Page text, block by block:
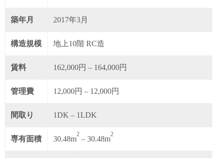
築年月 2017年3月
構造規模 地上10階 RC造
賃料 162,000円 – 164,000円
管理費 12,000円 – 12,000円
間取り 1DK – 1LDK
専有面積 30.48m
2
– 30.48m
2